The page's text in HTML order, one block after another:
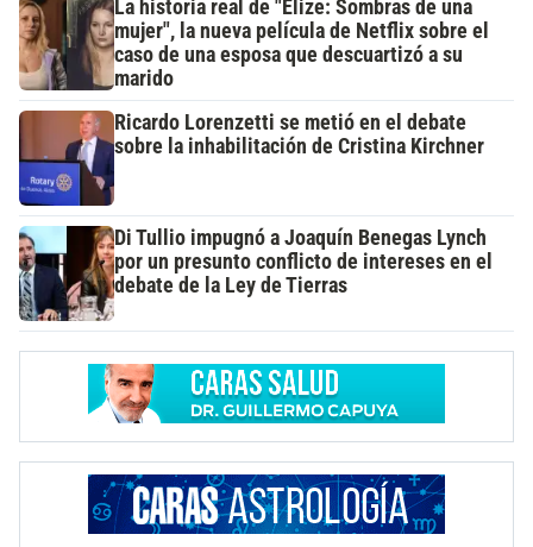
La historia real de "Elize: Sombras de una
mujer", la nueva película de Netflix sobre el
caso de una esposa que descuartizó a su
marido
Ricardo Lorenzetti se metió en el debate
sobre la inhabilitación de Cristina Kirchner
Di Tullio impugnó a Joaquín Benegas Lynch
por un presunto conflicto de intereses en el
debate de la Ley de Tierras